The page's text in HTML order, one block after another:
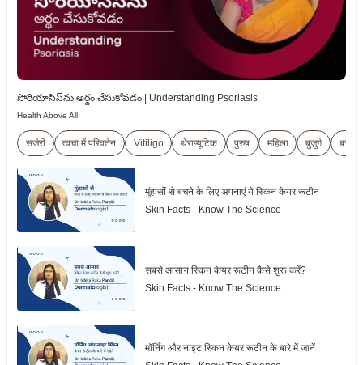
సోరియాసిస్‌ను అర్థం చేసుకోవడం | Understanding Psoriasis
Health Above All
सर्जरी त्वचा में परिवर्तन Vitiligo थेराप्यूटिक पुरुष महिला बुज़ुर्ग बच्चे
मुंहासोंं से बचने के लिए अपनाएं ये स्किन केयर रूटीन
Skin Facts - Know The Science
सबसे आसान स्किन केयर रूटीन कैसे शुरू करें?
Skin Facts - Know The Science
मॉर्निंग और नाइट स्किन केयर रूटीन के बारे में जानें